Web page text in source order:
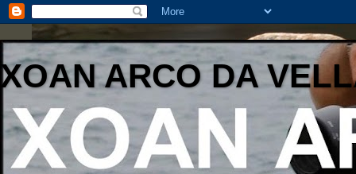
XOAN ARCO DA